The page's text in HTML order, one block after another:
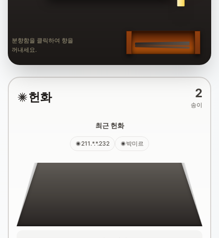
분향함을 클릭하여 향을
꺼내세요.
헌화 2
송이
최근 헌화
211.*.*.232 박미르